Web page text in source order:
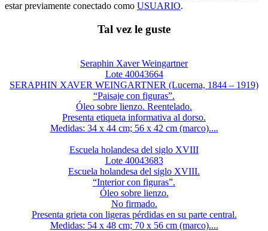
estar previamente conectado como USUARIO.
Tal vez le guste
Seraphin Xaver Weingartner
Lote 40043664
SERAPHIN XAVER WEINGARTNER (Lucerna, 1844 – 1919)
“Paisaje con figuras”.
Óleo sobre lienzo. Reentelado.
Presenta etiqueta informativa al dorso.
Medidas: 34 x 44 cm; 56 x 42 cm (marco)....
Escuela holandesa del siglo XVIII
Lote 40043683
Escuela holandesa del siglo XVIII.
“Interior con figuras”.
Óleo sobre lienzo.
No firmado.
Presenta grieta con ligeras pérdidas en su parte central.
Medidas: 54 x 48 cm; 70 x 56 cm (marco)....